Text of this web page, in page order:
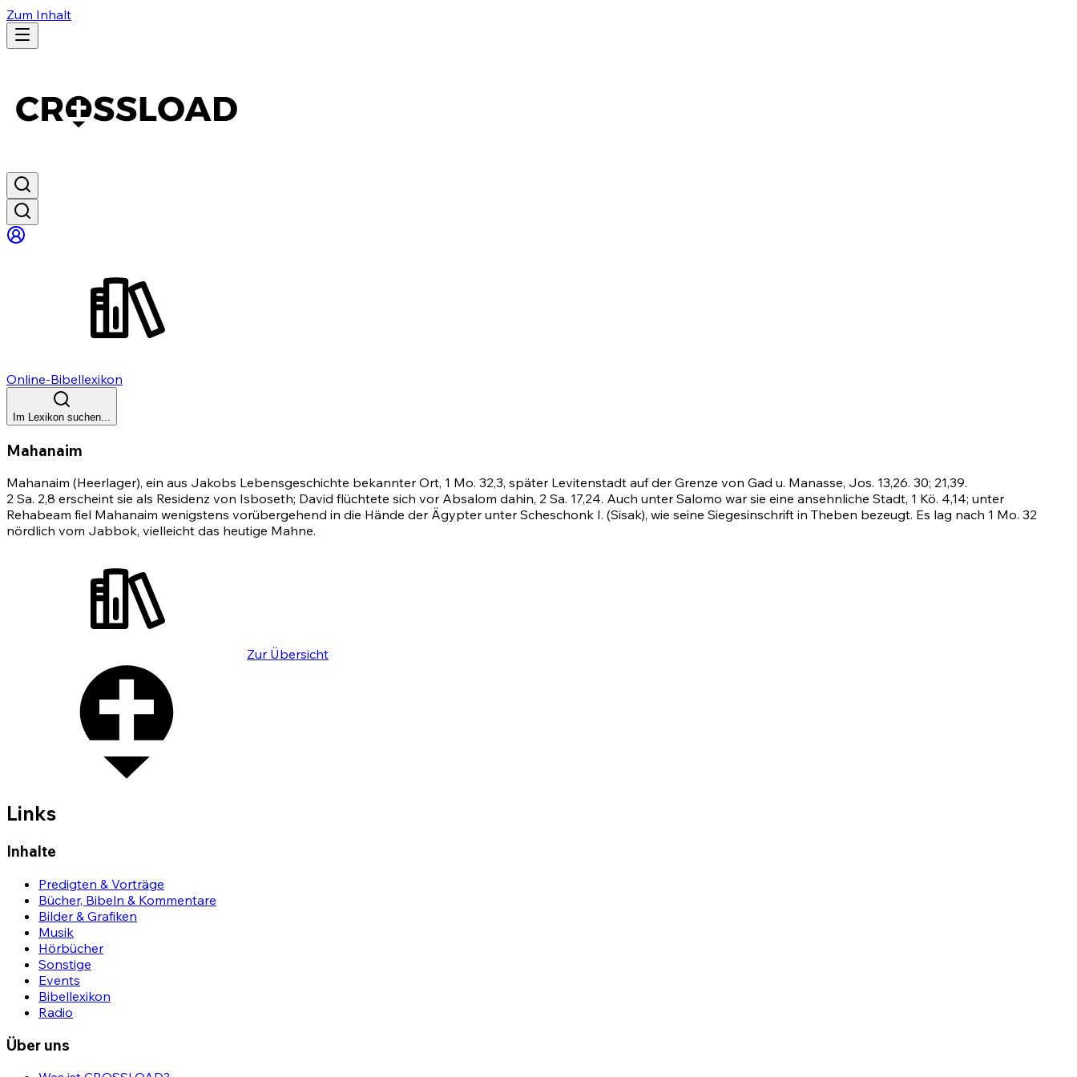
Zum Inhalt
Online-Bibellexikon
Im Lexikon suchen...
Mahanaim
Mahanaim (Heerlager), ein aus Jakobs Lebensgeschichte bekannter Ort, 1 Mo. 32,3, später Levitenstadt auf der Grenze von Gad u. Manasse, Jos. 13,26. 30; 21,39.
2 Sa. 2,8 erscheint sie als Residenz von Isboseth; David flüchtete sich vor Absalom dahin, 2 Sa. 17,24. Auch unter Salomo war sie eine ansehnliche Stadt, 1 Kö. 4,14; unter
Rehabeam fiel Mahanaim wenigstens vorübergehend in die Hände der Ägypter unter Scheschonk I. (Sisak), wie seine Siegesinschrift in Theben bezeugt. Es lag nach 1 Mo. 32
nördlich vom Jabbok, vielleicht das heutige Mahne.
Zur Übersicht
Links
Inhalte
Predigten & Vorträge
Bücher, Bibeln & Kommentare
Bilder & Grafiken
Musik
Hörbücher
Sonstige
Events
Bibellexikon
Radio
Über uns